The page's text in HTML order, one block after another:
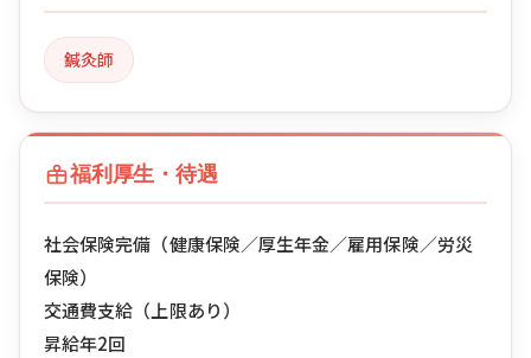
鍼灸師
福利厚生・待遇
社会保険完備（健康保険／厚生年金／雇用保険／労災
保険）
交通費支給（上限あり）
昇給年2回